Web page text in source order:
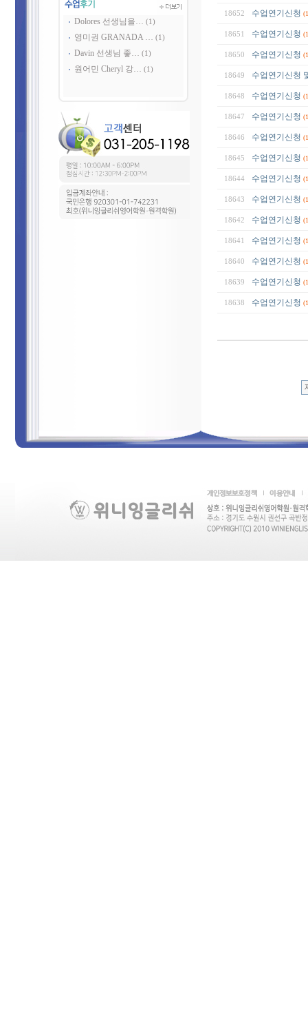
Dolores 선생님을… (1)
영미권 GRANADA … (1)
Davin 선생님 좋… (1)
원어민 Cheryl 강… (1)
18652 수업연기신청
18651 수업연기신청
18650 수업연기신청
18649 수업연기신청
18648 수업연기신청
18647 수업연기신청
18646 수업연기신청
18645 수업연기신청
18644 수업연기신청
18643 수업연기신청
18642 수업연기신청
18641 수업연기신청
18640 수업연기신청
18639 수업연기신청
18638 수업연기신청